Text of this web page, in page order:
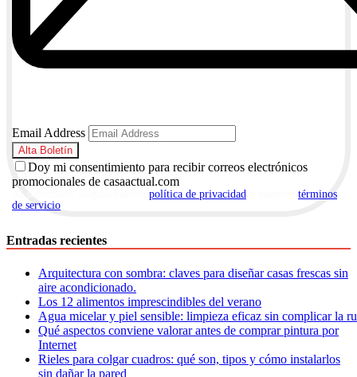
Email Address
Doy mi consentimiento para recibir correos electrónicos
promocionales de casaactual.com
política de privacidad
términos
de servicio
Entradas recientes
Arquitectura con sombra: claves para diseñar casas frescas sin
aire acondicionado.
Los 12 alimentos imprescindibles del verano
Agua micelar y piel sensible: limpieza eficaz sin complicar la
Qué aspectos conviene valorar antes de comprar pintura por
Internet
Rieles para colgar cuadros: qué son, tipos y cómo instalarlos
sin dañar la pared